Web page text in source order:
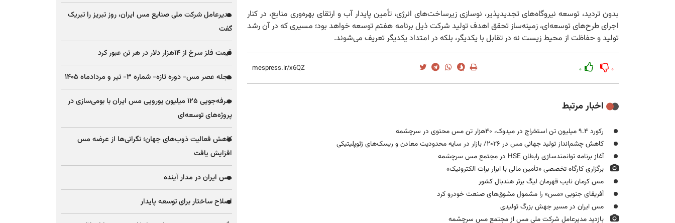
بدون تردید، توسعه نیروگاه‌های تجدیدپذیر، نوسازی زیرساخت‌های انرژی، تأمین پایدار آب و ارتقای بهره‌وری منابع، در کنار
اجرای طرح‌های توسعه‌ای، زمینه‌ساز تحقق اهدف تولید شرکت ذیل برنامه هفتم توسعه خواهد بود؛ مسیری که در آن رشد
تولید و حفاظت از محیط زیست نه در تقابل با یکدیگر، بلکه در امتداد یکدیگر تعریف می‌شوند.
۰ ۰
اخبار مرتبط
رکورد ۹.۴ میلیون تن استخراج در میدوک، ۴۰هزار تن مس محتوی در سرچشمه
کاهش چشم‌انداز تولید جهانی مس در ۲۰۲۶/ بازار در سایه محدودیت معادن و ریسک‌های ژئوپلیتیکی
آغاز برنامه توانمندسازی رابطان HSE در مجتمع مس سرچشمه
برگزاری کارگاه تخصصی «تأمین مالی با ابزار برات الکترونیک»
مس کرمان نایب قهرمان لیگ برتر هندبال کشور
آفریقای جنوبی «مس» را مشمول مشوق‌های صنعت خودرو کرد
مس ایران در مسیر جهش بزرگ تولیدی
بازدید مدیرعامل شرکت ملی مس از مجتمع مس سرچشمه
مدیرعامل شرکت ملی صنایع مس ایران، روز تبریز را تبریک
گفت
قیمت فلز سرخ از ۱۴هزار دلار در هر تن عبور کرد
مجله عصر مس- دوره تازه- شماره ۳- تیر و مردادماه ۱۴۰۵
صرفه‌جویی ۱۲۵ میلیون یورویی مس ایران با بومی‌سازی در
پروژه‌های توسعه‌ای
کاهش فعالیت ذوب‌های جهان؛ نگرانی‌ها از عرضه مس
افزایش یافت
مس ایران در مدار آینده
اصلاح ساختار برای توسعه پایدار